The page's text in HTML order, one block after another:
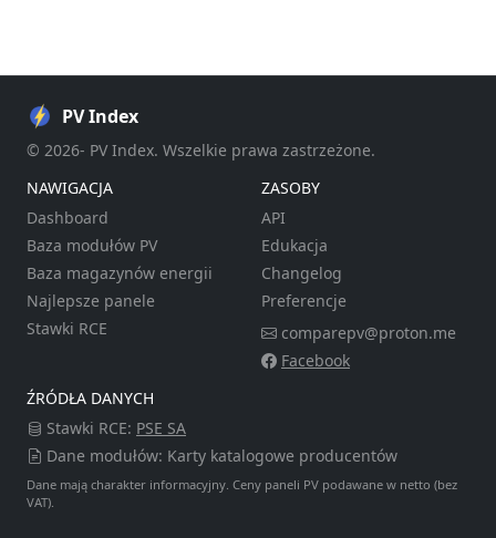
PV Index
© 2026- PV Index. Wszelkie prawa zastrzeżone.
NAWIGACJA
Dashboard
Baza modułów PV
Baza magazynów energii
Najlepsze panele
Stawki RCE
ZASOBY
API
Edukacja
Changelog
Preferencje
comparepv@proton.me
Facebook
ŹRÓDŁA DANYCH
Stawki RCE: PSE SA
Dane modułów: Karty katalogowe producentów
Dane mają charakter informacyjny. Ceny paneli PV podawane w netto (bez
VAT).